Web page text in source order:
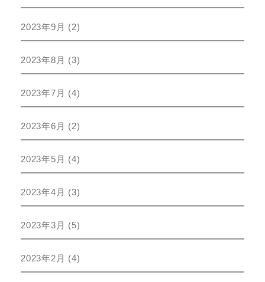
2023年9月 (2)
2023年8月 (3)
2023年7月 (4)
2023年6月 (2)
2023年5月 (4)
2023年4月 (3)
2023年3月 (5)
2023年2月 (4)